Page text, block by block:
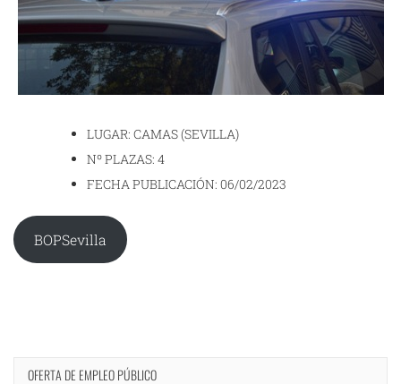
LUGAR: CAMAS (SEVILLA)
Nº PLAZAS: 4
FECHA PUBLICACIÓN: 06/02/2023
BOPSevilla
OFERTA DE EMPLEO PÚBLICO